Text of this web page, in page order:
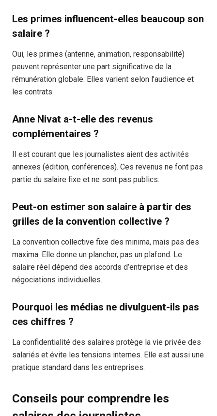
Les primes influencent-elles beaucoup son
salaire ?
Oui, les primes (antenne, animation, responsabilité)
peuvent représenter une part significative de la
rémunération globale. Elles varient selon l’audience et
les contrats.
Anne Nivat a-t-elle des revenus
complémentaires ?
Il est courant que les journalistes aient des activités
annexes (édition, conférences). Ces revenus ne font pas
partie du salaire fixe et ne sont pas publics.
Peut-on estimer son salaire à partir des
grilles de la convention collective ?
La convention collective fixe des minima, mais pas des
maxima. Elle donne un plancher, pas un plafond. Le
salaire réel dépend des accords d’entreprise et des
négociations individuelles.
Pourquoi les médias ne divulguent-ils pas
ces chiffres ?
La confidentialité des salaires protège la vie privée des
salariés et évite les tensions internes. Elle est aussi une
pratique standard dans les entreprises.
Conseils pour comprendre les